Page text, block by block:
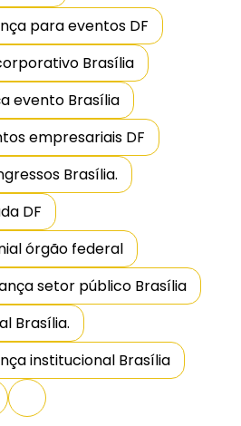
para eventos DF
Brasília
evento Brasília
empresariais DF
Brasília.
DF
órgão federal
setor público Brasília
Brasília.
institucional Brasília